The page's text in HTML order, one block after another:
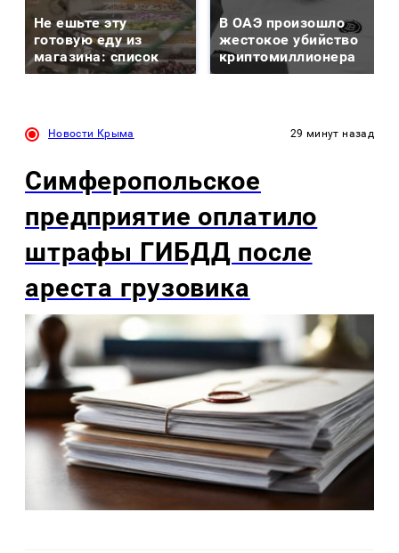
Не ешьте эту
готовую еду из
магазина: список
В ОАЭ произошло
жестокое убийство
криптомиллионера
Новости Крыма 29 минут назад
Симферопольское
предприятие оплатило
штрафы ГИБДД после
ареста грузовика